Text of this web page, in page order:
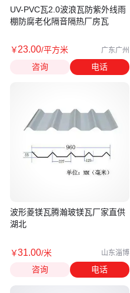
UV-PVC瓦2.0波浪瓦防紫外线雨
棚防腐老化隔音隔热厂房瓦
￥23.00/平方米 广东广州
咨询 电话
波形菱镁瓦腾瀚玻镁瓦厂家直供
湖北
￥31.00/米 山东淄博
咨询 电话